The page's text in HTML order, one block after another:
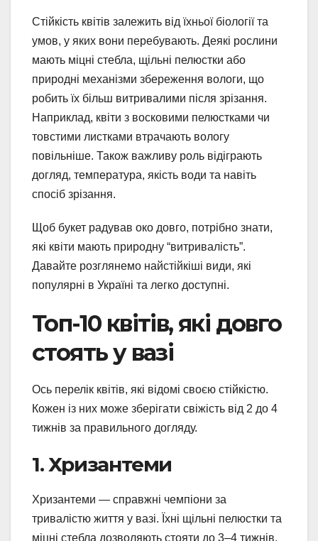
Стійкість квітів залежить від їхньої біології та
умов, у яких вони перебувають. Деякі рослини
мають міцні стебла, щільні пелюстки або
природні механізми збереження вологи, що
робить їх більш витривалими після зрізання.
Наприклад, квіти з восковими пелюстками чи
товстими листками втрачають вологу
повільніше. Також важливу роль відіграють
догляд, температура, якість води та навіть
спосіб зрізання.
Щоб букет радував око довго, потрібно знати,
які квіти мають природну “витривалість”.
Давайте розглянемо найстійкіші види, які
популярні в Україні та легко доступні.
Топ-10 квітів, які довго
стоять у вазі
Ось перелік квітів, які відомі своєю стійкістю.
Кожен із них може зберігати свіжість від 2 до 4
тижнів за правильного догляду.
1. Хризантеми
Хризантеми — справжні чемпіони за
тривалістю життя у вазі. Їхні щільні пелюстки та
міцні стебла дозволяють стояти до 3–4 тижнів.